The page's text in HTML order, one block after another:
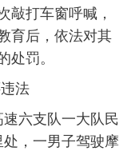
敲打车窗呼喊，
育后，依法对其
处罚。
法
六支队一大队民
，一男子驾驶摩